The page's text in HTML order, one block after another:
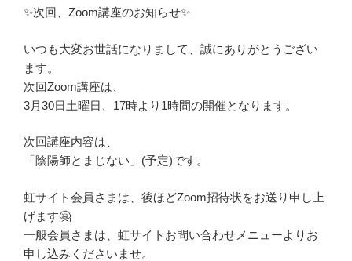
✨次回、Zoom講座のお知らせ✨
いつも大変お世話になりまして、誠にありがとうござい
ます。
次回Zoom講座は、
3月30日土曜日、17時より1時間の開催となります。
次回講座内容は、
「陰陽師とまじない」(予定)です。
虹サイト会員さまは、後ほどZoom招待状をお送り申し上
げます🤗
一般会員さまは、虹サイトお問い合わせメニューよりお
申し込みくださいませ。